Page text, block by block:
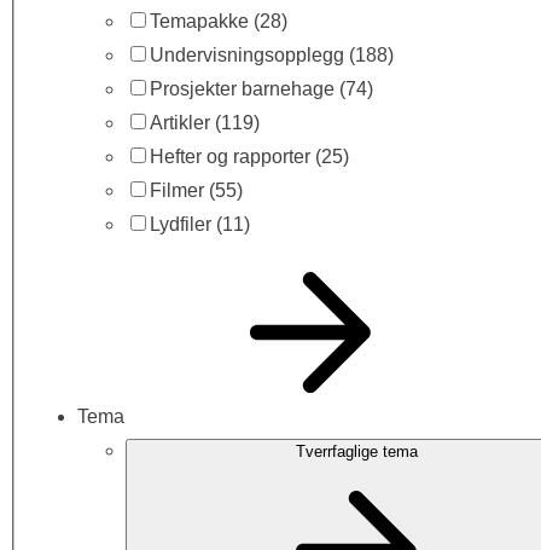
Temapakke (28)
Undervisningsopplegg (188)
Prosjekter barnehage (74)
Artikler (119)
Hefter og rapporter (25)
Filmer (55)
Lydfiler (11)
Tema
Tverrfaglige tema